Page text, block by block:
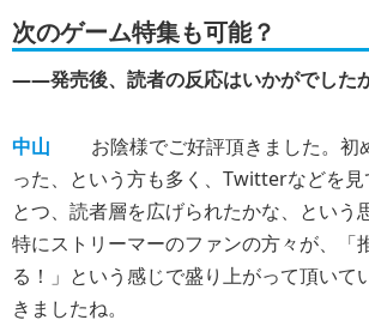
次のゲーム特集も可能？
――発売後、読者の反応はいかがでした
中山
お陰様でご好評頂きました。初
った、という方も多く、Twitterなどを
とつ、読者層を広げられたかな、という
特にストリーマーのファンの方々が、「
る！」という感じで盛り上がって頂いて
きましたね。